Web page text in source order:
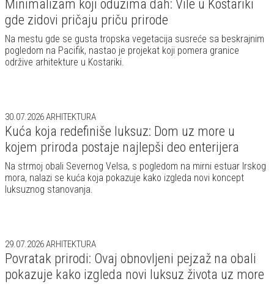
Minimalizam koji oduzima dah: Vile u Kostariki
gde zidovi pričaju priču prirode
Na mestu gde se gusta tropska vegetacija susreće sa beskrajnim
pogledom na Pacifik, nastao je projekat koji pomera granice
održive arhitekture u Kostariki.
30.07.2026ARHITEKTURA
Kuća koja redefiniše luksuz: Dom uz more u
kojem priroda postaje najlepši deo enterijera
Na strmoj obali Severnog Velsa, s pogledom na mirni estuar Irskog
mora, nalazi se kuća koja pokazuje kako izgleda novi koncept
luksuznog stanovanja.
29.07.2026ARHITEKTURA
Povratak prirodi: Ovaj obnovljeni pejzaž na obali
pokazuje kako izgleda novi luksuz života uz more